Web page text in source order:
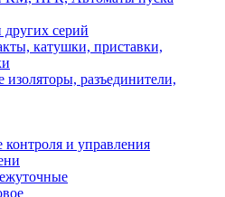
других серий
катушки, приставки,
изоляторы, разъединители,
и управления